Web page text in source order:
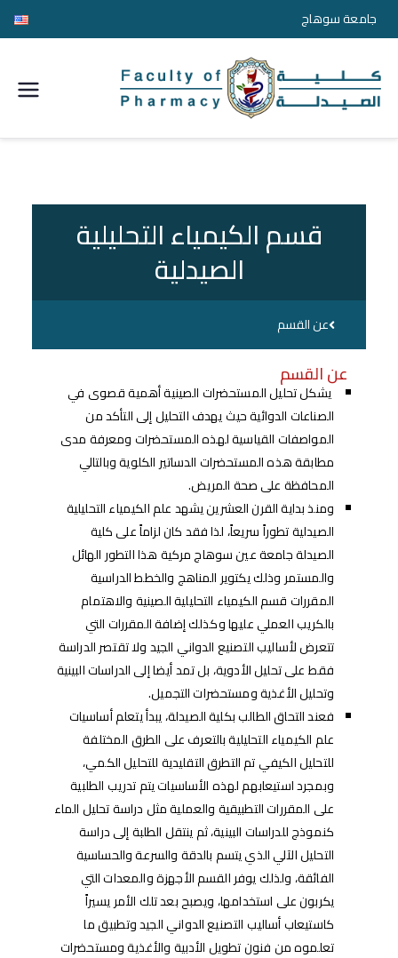
جامعة سوهاج
الصيدل
ة
جامعة
سوها
ج
قسم الكيمياء التحليلية
الصيدلية
عن القسم
عن القسم
يشكل تحليل المستحضرات الصينية أهمية قصوى في
الصناعات الدوائية حيث يهدف التحليل إلى التأكد من
المواصفات القياسية لهذه المستحضرات ومعرفة مدى
مطابقة هذه المستحضرات الدساتير الكلوية وبالتالي
المحافظة على صحة المريض.
ومنذ بداية القرن العشرين يشهد علم الكيمياء التحليلية
الصيدلية تطوراً سريعاً، لذا فقد كان لزاماً على كلية
الصيدلة جامعة عين سوهاج مركية هذا التطور الهائل
والمستمر وذلك يكتوير المناهج والخطط الدراسية
المقررات قسم الكيمياء التحليلية الصينية والاهتمام
بالكريب العملي عليها وكذلك إضافة المقررات التي
تتعرض لأساليب التصنيع الدواني الجيد ولا تقتصر الدراسة
فقط على تحليل الأدوية، بل تمد أيضا إلى الدراسات البينية
وتحليل الأغذية ومستحضرات التجميل.
فعند التحاق الطالب بكلية الصيدلة، يبدأ يتعلم أساسيات
علم الكيمياء التحليلية بالتعرف على الطرق المختلفة
للتحليل الكيفي تم التطرق التقليدية للتحليل الكمي،
وبمجرد استيعابهم لهذه الأساسيات يتم تدريب الطلبية
على المقررات التطبيقية والعملية مثل دراسة تحليل الماء
كنموذج للدراسات البينية، ثم ينتقل الطلبة إلى دراسة
التحليل الآلي الذي يتسم بالدقة والسرعة والحساسية
الفائقة، ولذلك يوفر القسم الأجهزة والمعدات التي
يكربون على استخدامها، ويصبح بعد تلك الأمر يسيراً
كاستيعاب أساليب التصنيع الدواني الجيد وتطبيق ما
تعلموه من فنون تطويل الأدبية والأغذية ومستحضرات